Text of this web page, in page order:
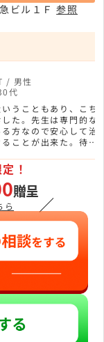
ビル１Ｆ参照
/ 男性
代
うこともあり、こち
た。先生は専門的な
方なので安心して治
ことが出来た。待合
地が良かった。
！
贈呈
ら ／